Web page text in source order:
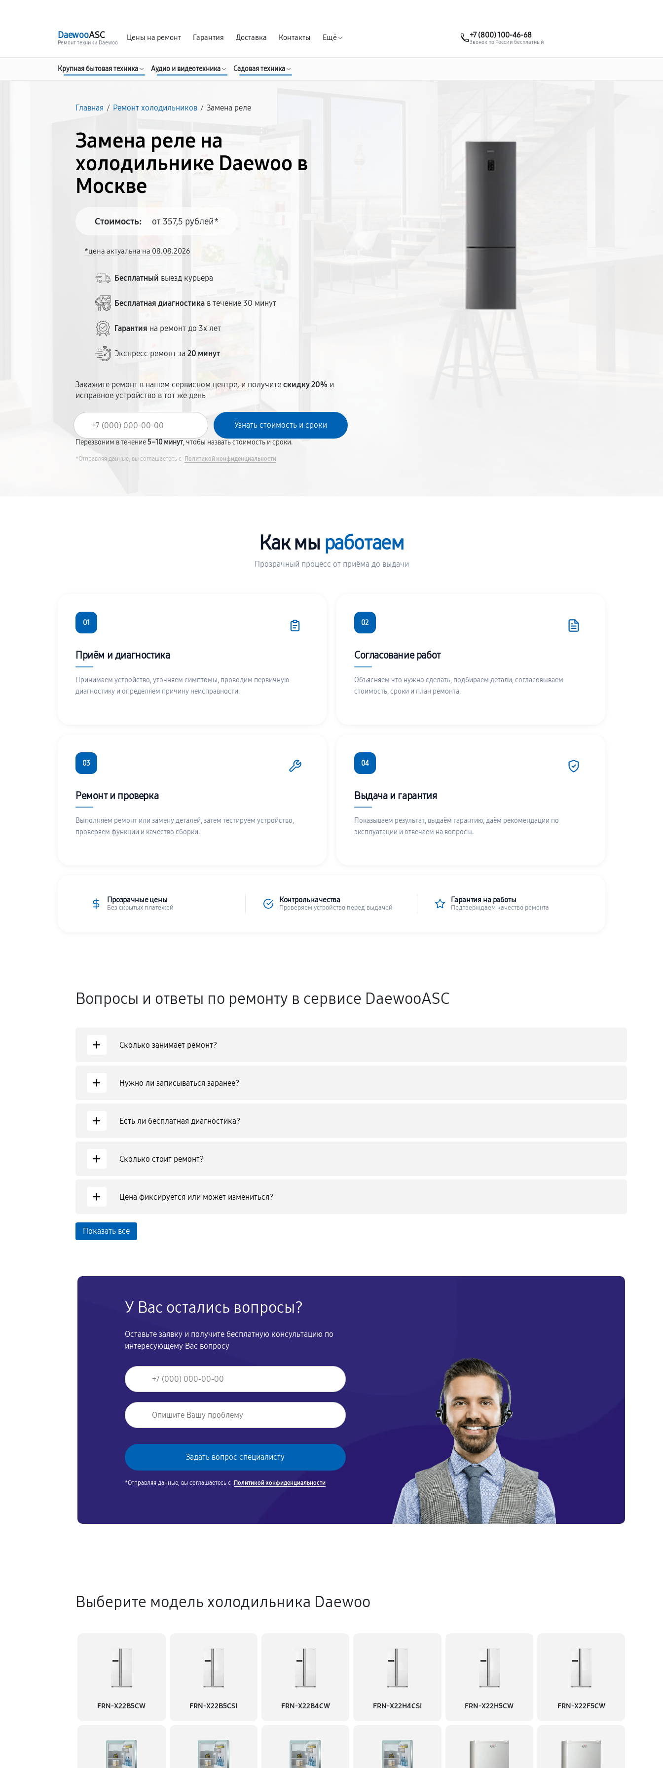
DaewooASC
Ремонт техники Daewoo
Цены на ремонт Гарантия Доставка Контакты Ещё +7 (800) 100-46-68
Звонок по России бесплатный
Крупная бытовая техника Аудио и видеотехника Садовая техника
Главная / Ремонт холодильников / Замена реле
Замена реле на
холодильнике Daewoo в
Москве
Стоимость: от 357,5 рублей*
*цена актуальна на 08.08.2026
Бесплатный выезд курьера
Бесплатная диагностика в течение 30 минут
Гарантия на ремонт до 3х лет
Экспресс ремонт за20 минут
Закажите ремонт в нашем сервисном центре, и получитескидку 20% и
исправное устройство в тот же день
Перезвоним в течение5–10 минут, чтобы назвать стоимость и сроки.
*Отправляя данные, вы соглашаетесь с Политикой конфиденциальности
Как мы работаем
Прозрачный процесс от приёма до выдачи
01
Приём и диагностика
Принимаем устройство, уточняем симптомы, проводим первичную
диагностику и определяем причину неисправности.
02
Согласование работ
Объясняем что нужно сделать, подбираем детали, согласовываем
стоимость, сроки и план ремонта.
03
Ремонт и проверка
Выполняем ремонт или замену деталей, затем тестируем устройство,
проверяем функции и качество сборки.
04
Выдача и гарантия
Показываем результат, выдаём гарантию, даём рекомендации по
эксплуатации и отвечаем на вопросы.
Прозрачные цены
Без скрытых платежей
Контроль качества
Проверяем устройство перед выдачей
Гарантия на работы
Подтверждаем качество ремонта
Вопросы и ответы по ремонту в сервисе DaewooASC
+ Сколько занимает ремонт?
+ Нужно ли записываться заранее?
+ Есть ли бесплатная диагностика?
+ Сколько стоит ремонт?
+ Цена фиксируется или может измениться?
Показать все
У Вас остались вопросы?
Оставьте заявку и получите бесплатную консультацию по
интересующему Вас вопросу
*Отправляя данные, вы соглашаетесь с Политикой конфиденциальности
Выберите модель холодильника Daewoo
FRN-X22B5CW FRN-X22B5CSI FRN-X22B4CW FRN-X22H4CSI FRN-X22H5CW FRN-X22F5CW